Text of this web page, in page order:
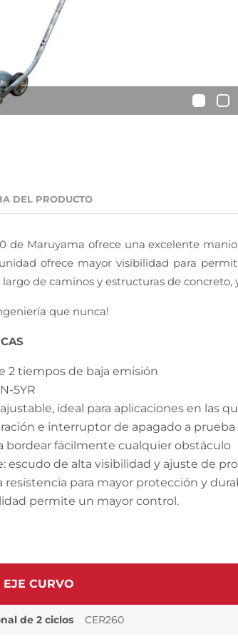
•
DEL PRODUCTO
de Maruyama ofrece una excelente
ofrece mayor visibilidad para
largo de caminos y estructuras de
que nunca!
2 tiempos de baja emisión
5YR
ideal para aplicaciones en las
e interruptor de apagado a prueba
bordear fácilmente cualquier obstáculo
escudo de alta visibilidad y ajuste de
resistencia para mayor protección y
permite un mayor control.
CURVO
de 2 ciclos CER260